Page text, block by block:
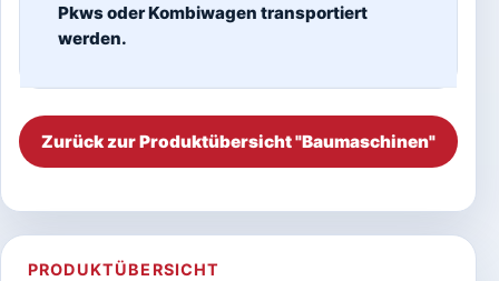
PRODUKTÜBERSICHT
Pkws oder Kombiwagen transportiert
werden.
Zurück zur Produktübersicht "Baumaschinen"